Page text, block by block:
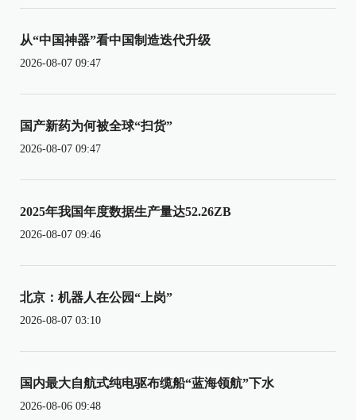
从“中国神器”看中国制造迭代升级
2026-08-07 09:47
国产新药为何被全球“扫货”
2026-08-07 09:47
2025年我国年度数据生产量达52.26ZB
2026-08-07 09:46
北京：机器人在公园“上岗”
2026-08-07 03:10
国内最大自航式纯电驱布缆船“蓝海领航”下水
2026-08-06 09:48